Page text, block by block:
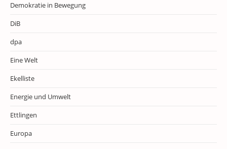
Demokratie in Bewegung
DiB
dpa
Eine Welt
Ekelliste
Energie und Umwelt
Ettlingen
Europa